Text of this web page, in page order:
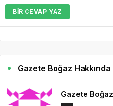
BIR CEVAP YAZ
Gazete Boğaz Hakkında
Gazete Boğaz